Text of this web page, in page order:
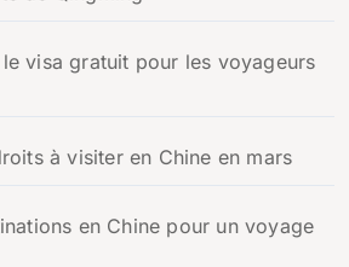
visa gratuit pour les voyageurs
à visiter en Chine en mars
en Chine pour un voyage